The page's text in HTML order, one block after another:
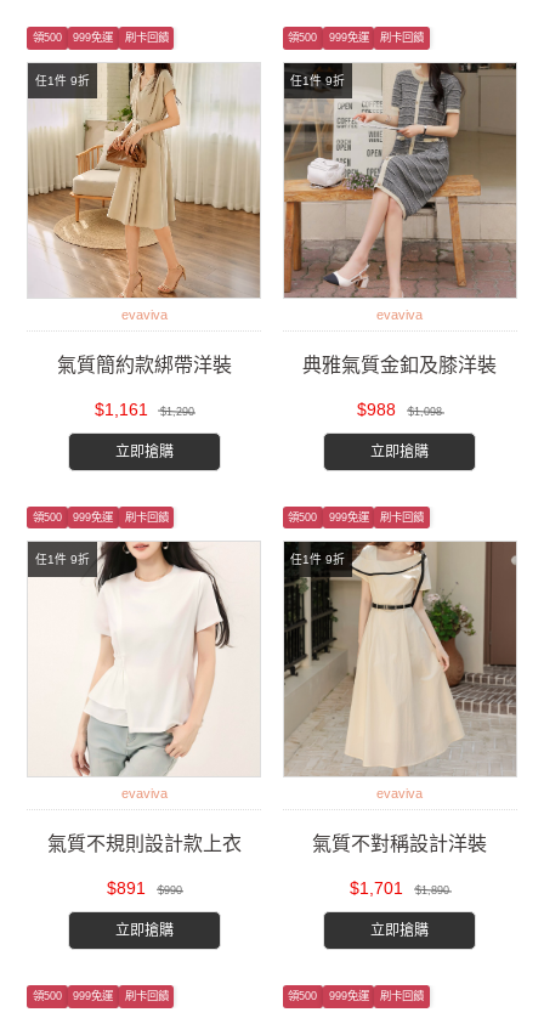
任1件 9折
領500 999免運 刷卡回饋
evaviva
氣質簡約款綁帶洋裝
$1,161 $1,290
立即搶購
任1件 9折
領500 999免運 刷卡回饋
evaviva
典雅氣質金釦及膝洋裝
$988 $1,098
立即搶購
任1件 9折
領500 999免運 刷卡回饋
evaviva
氣質不規則設計款上衣
$891 $990
立即搶購
任1件 9折
領500 999免運 刷卡回饋
evaviva
氣質不對稱設計洋裝
$1,701 $1,890
立即搶購
領500 999免運 刷卡回饋 領500 999免運 刷卡回饋